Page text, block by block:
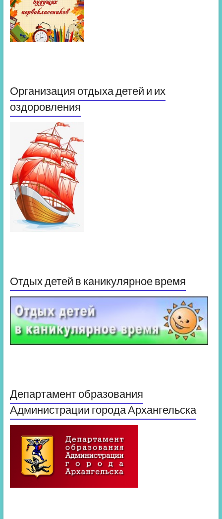
Организация отдыха детей и их
оздоровления
Отдых детей в каникулярное время
Департамент образования
Администрации города Архангельска